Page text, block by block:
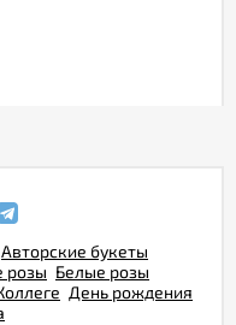
Авторские букеты
розы Белые розы
День рождения